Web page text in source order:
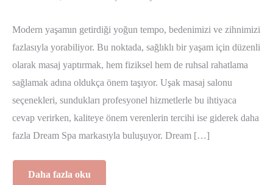
Modern yaşamın getirdiği yoğun tempo, bedenimizi ve zihnimizi
fazlasıyla yorabiliyor. Bu noktada, sağlıklı bir yaşam için düzenli
olarak masaj yaptırmak, hem fiziksel hem de ruhsal rahatlama
sağlamak adına oldukça önem taşıyor. Uşak masaj salonu
seçenekleri, sundukları profesyonel hizmetlerle bu ihtiyaca
cevap verirken, kaliteye önem verenlerin tercihi ise giderek daha
fazla Dream Spa markasıyla buluşuyor. Dream […]
Daha fazla oku